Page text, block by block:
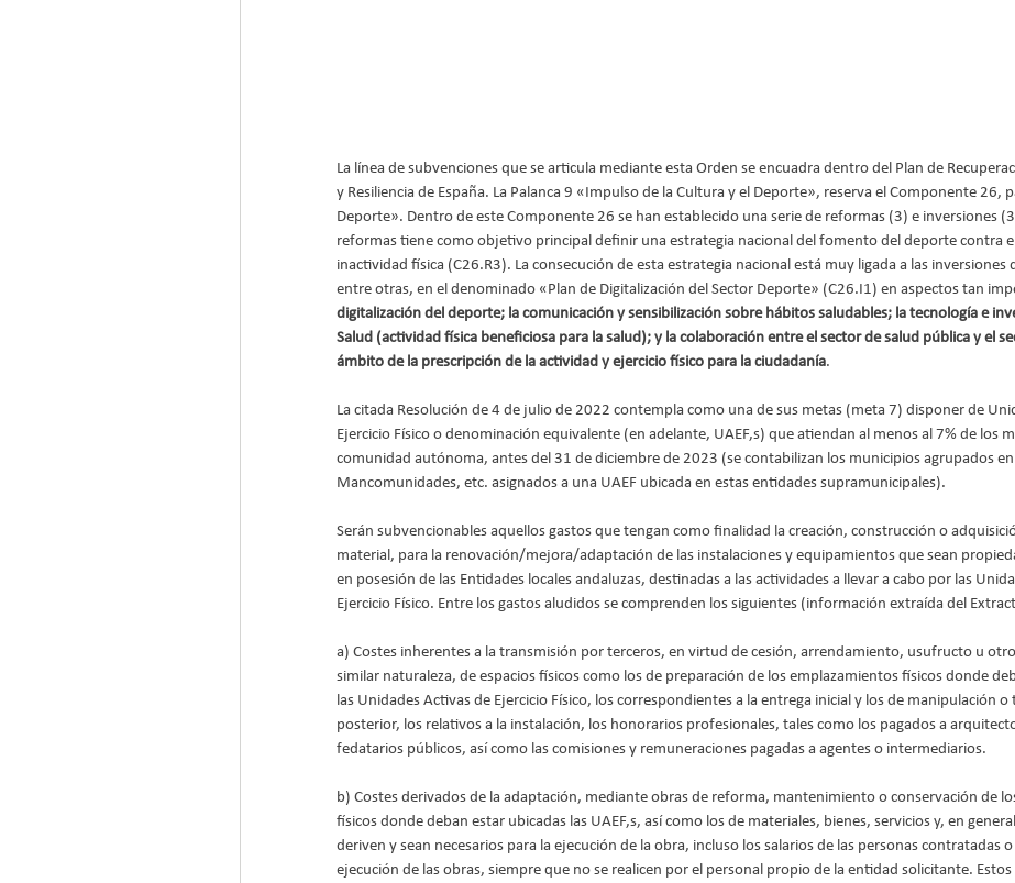
La línea de subvenciones que se articula mediante esta Orden se encuadra dentro del Plan de
y Resiliencia de España. La Palanca 9 «Impulso de la Cultura y el Deporte», reserva el Componente 26,
Deporte». Dentro de este Componente 26 se han establecido una serie de reformas (3) e inversiones
reformas tiene como objetivo principal definir una estrategia nacional del fomento del deporte contra
inactividad física (C26.R3). La consecución de esta estrategia nacional está muy ligada a las inversiones
entre otras, en el denominado «Plan de Digitalización del Sector Deporte» (C26.I1) en aspectos tan
digitalización del deporte; la comunicación y sensibilización sobre hábitos saludables; la tecnología e
Salud (actividad física beneficiosa para la salud); y la colaboración entre el sector de salud pública y el
ámbito de la prescripción de la actividad y ejercicio físico para la ciudadanía.
La citada Resolución de 4 de julio de 2022 contempla como una de sus metas (meta 7) disponer de
Ejercicio Físico o denominación equivalente (en adelante, UAEF,s) que atiendan al menos al 7% de los
comunidad autónoma, antes del 31 de diciembre de 2023 (se contabilizan los municipios agrupados en
Mancomunidades, etc. asignados a una UAEF ubicada en estas entidades supramunicipales).
Serán subvencionables aquellos gastos que tengan como finalidad la creación, construcción o
material, para la renovación/mejora/adaptación de las instalaciones y equipamientos que sean
en posesión de las Entidades locales andaluzas, destinadas a las actividades a llevar a cabo por las
Ejercicio Físico. Entre los gastos aludidos se comprenden los siguientes (información extraída del
a) Costes inherentes a la transmisión por terceros, en virtud de cesión, arrendamiento, usufructo u
similar naturaleza, de espacios físicos como los de preparación de los emplazamientos físicos donde
las Unidades Activas de Ejercicio Físico, los correspondientes a la entrega inicial y los de manipulación
posterior, los relativos a la instalación, los honorarios profesionales, tales como los pagados a
fedatarios públicos, así como las comisiones y remuneraciones pagadas a agentes o intermediarios.
b) Costes derivados de la adaptación, mediante obras de reforma, mantenimiento o conservación de
físicos donde deban estar ubicadas las UAEF,s, así como los de materiales, bienes, servicios y, en
deriven y sean necesarios para la ejecución de la obra, incluso los salarios de las personas contratadas o
ejecución de las obras, siempre que no se realicen por el personal propio de la entidad solicitante. Estos